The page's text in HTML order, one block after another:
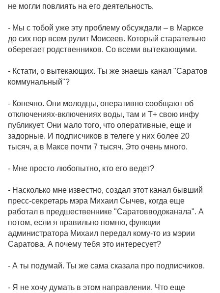
не могли повлиять на его деятельность.
- Мы с тобой уже эту проблему обсуждали – в Марксе
до сих пор всем рулит Моисеев. Который старательно
оберегает родственников. Со всеми вытекающими.
- Кстати, о вытекающих. Ты же знаешь канал "Саратов
коммунальный"?
- Конечно. Они молодцы, оперативно сообщают об
отключениях-включениях воды, там и Т+ свою инфу
публикует. Они мало того, что оперативные, еще и
задорные. И подписчиков в телеге у них более 20
тысяч, а в Максе почти 7 тысяч. Это очень много.
- Мне просто любопытно, кто его ведет?
- Насколько мне известно, создал этот канал бывший
пресс-секретарь мэра Михаил Сычев, когда еще
работал в предшественнике "Саратовводоканала". А
потом, если я правильно помню, функции
администратора Михаил передал кому-то из мэрии
Саратова. А почему тебя это интересует?
- А ты подумай. Ты же сама сказала про подписчиков.
- Я не хочу думать в этом направлении. Что еще